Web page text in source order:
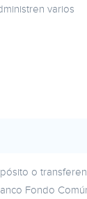
varios
o
Fondo